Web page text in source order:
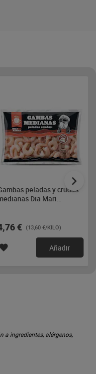
peladas y crudas
Dia Mari
€ (13,60 €/KILO)
Añadir
a ingredientes, alérgenos,